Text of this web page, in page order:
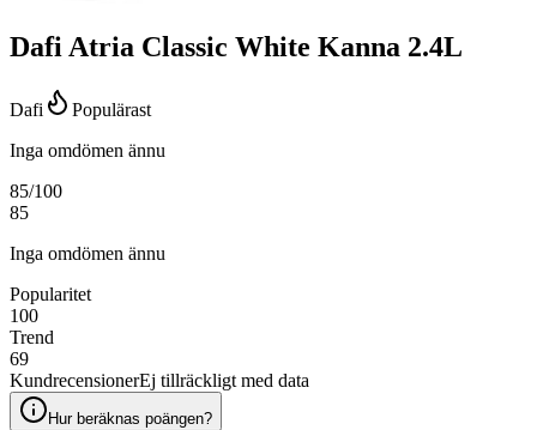
Dafi Atria Classic White Kanna 2.4L
Dafi
Populärast
Inga omdömen ännu
85/100
85
Inga omdömen ännu
Popularitet
100
Trend
69
KundrecensionerEj tillräckligt med data
Hur beräknas poängen?